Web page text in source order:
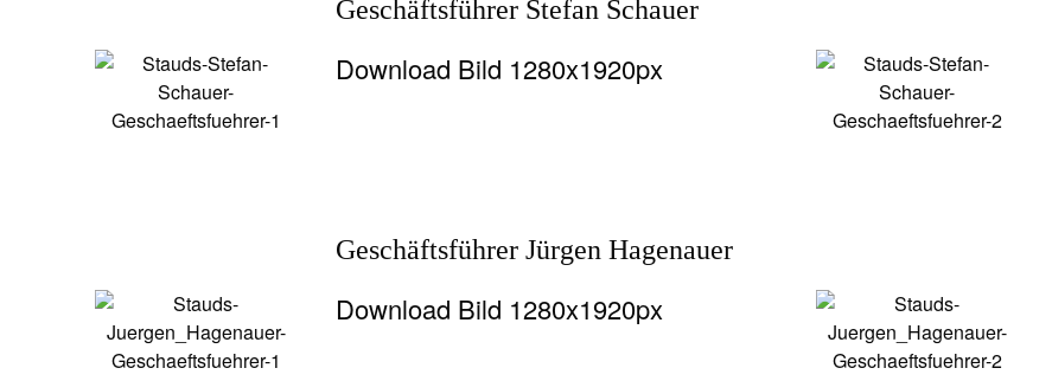
Geschäftsführer Stefan Schauer
Download Bild 1280x1920px
Geschäftsführer Jürgen Hagenauer
Download Bild 1280x1920px